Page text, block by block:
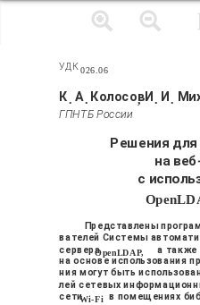
УДК 026.06
К. А. Колосов
, И . И .
ГПНТБ России
Решения для
на
с
Представлены
вателей Системы
сервераOpenLDAP, а также
на основе использования
ния могут быть
лей сетевых
сетиWi-Fi в помещениях